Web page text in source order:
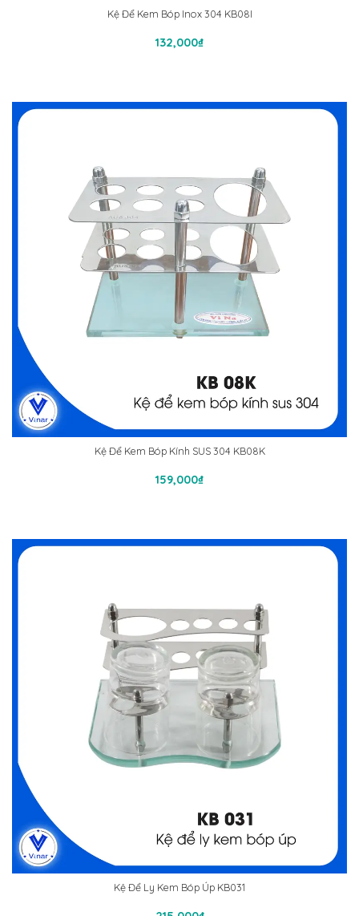
Kệ Để Kem Bóp Inox 304 KB08I
132,000₫
Thêm Vào Giỏ Hàng
Kệ Để Kem Bóp Kính SUS 304 KB08K
159,000₫
Thêm Vào Giỏ Hàng
Kệ Để Ly Kem Bóp Úp KB031